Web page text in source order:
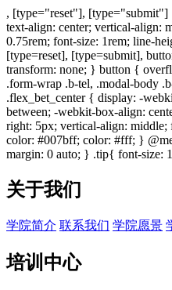
, [type="reset"],
text-align: center; vertical-align:
0.75rem; font-size: 1rem; line-
[type=reset], [type=submit],
transform: none; } button {
.form-wrap .b-tel, .modal-body
.flex_bet_center { display: -
between; -webkit-box-align:
right: 5px; vertical-align:
color: #007bff; color: #fff; }
margin: 0 auto; } .tip{ font-size:
关于我们
学院简介 联系我们 学院愿景
培训中心